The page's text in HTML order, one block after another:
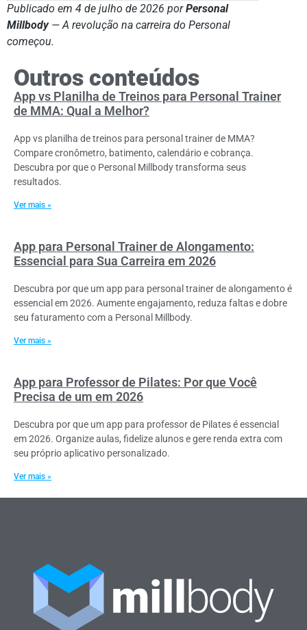
Publicado em 4 de julho de 2026 porPersonal
Millbody— A revolução na carreira do Personal
começou.
Outros conteúdos
App vs Planilha de Treinos para Personal Trainer
de MMA: Qual a Melhor?
App vs planilha de treinos para personal trainer de MMA?
Compare cronômetro, batimento, calendário e cobrança.
Descubra por que o Personal Millbody transforma seus
resultados.
Ver mais »
App para Personal Trainer de Alongamento:
Essencial para Sua Carreira em 2026
Descubra por que um app para personal trainer de alongamento é
essencial em 2026. Aumente engajamento, reduza faltas e dobre
seu faturamento com a Personal Millbody.
Ver mais »
App para Professor de Pilates: Por que Você
Precisa de um em 2026
Descubra por que um app para professor de Pilates é essencial
em 2026. Organize aulas, fidelize alunos e gere renda extra com
seu próprio aplicativo personalizado.
Ver mais »